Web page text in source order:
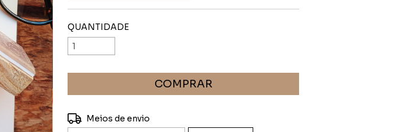
QUANTIDADE
Entregas para o CEP:
Meios de envio